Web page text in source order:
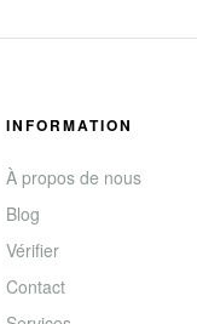
INFORMATION
À propos de nous
Blog
Vérifier
Contact